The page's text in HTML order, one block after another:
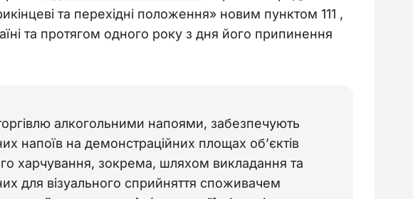
та перехідні положення» новим пунктом 111 ,
та протягом одного року з дня його припинення
алкогольними напоями, забезпечують
напоїв на демонстраційних площах об’єктів
харчування, зокрема, шляхом викладання та
для візуального сприйняття споживачем